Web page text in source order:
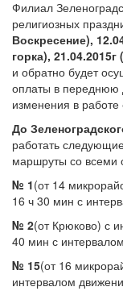
Филиал
религиозных
Воскресение),
горка),
и обратно будет
оплаты в переднюю
изменения в работе
До
работать
маршруты со всеми
№ 1(от 14
16 ч 30 мин с
№ 2(от Крюково) с
40 мин с
№ 15(от 16
интервалом